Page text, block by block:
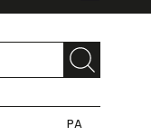
PA